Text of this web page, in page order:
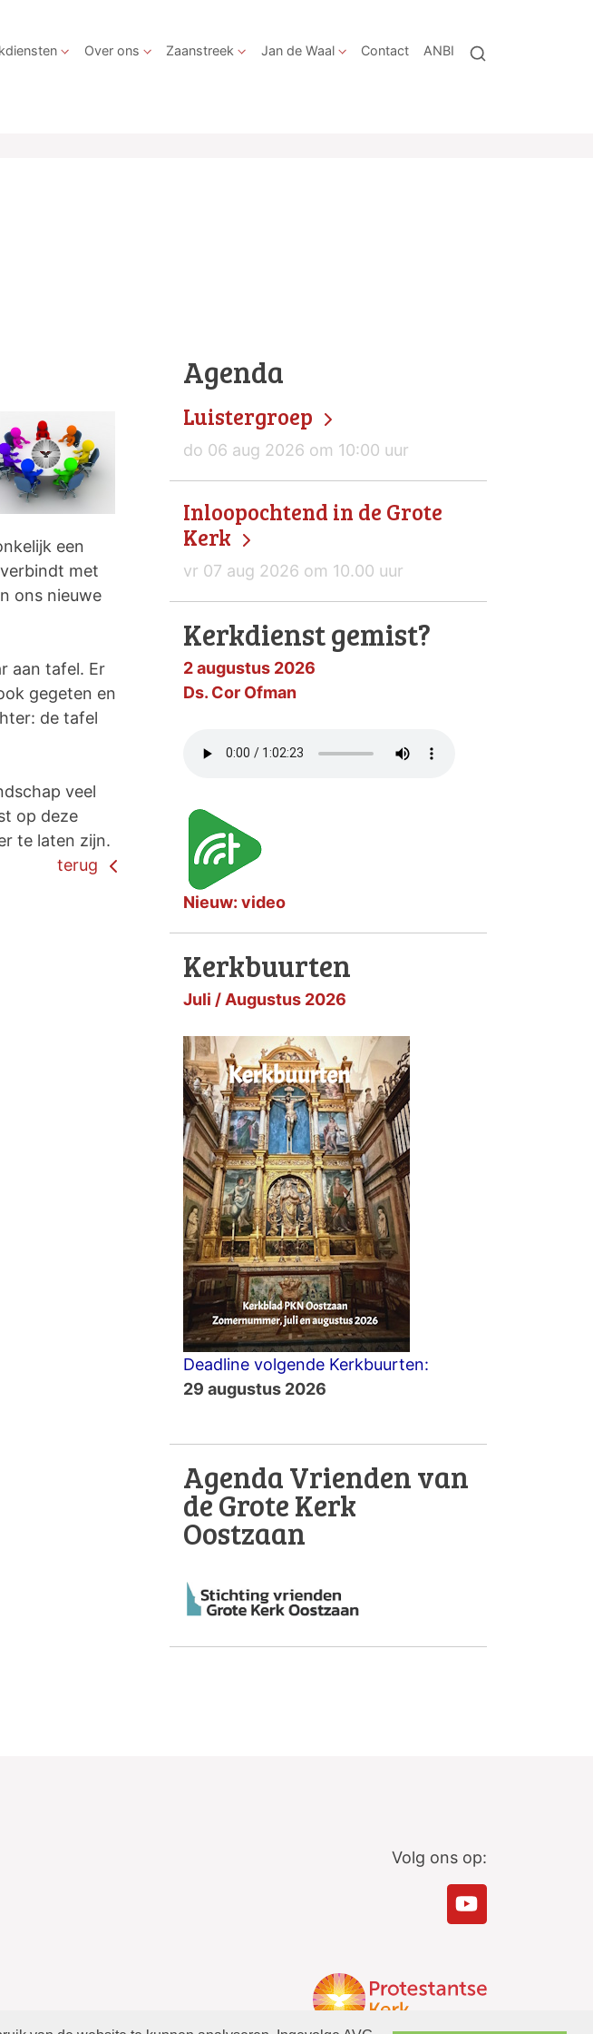
Over ons Zaanstreek Jan de Waal Contact ANBI
een
met
ons nieuwe
aan tafel. Er
gegeten en
de tafel
veel
op deze
te laten zijn.
terug
Agenda
Luistergroep
do 06 aug 2026 om 10:00 uur
Inloopochtend in de Grote
Kerk
vr 07 aug 2026 om 10.00 uur
Kerkdienst gemist?
2 augustus 2026
Ds. Cor Ofman
Nieuw: video
Kerkbuurten
Juli / Augustus 2026
Deadline volgende Kerkbuurten:
29 augustus 2026
Agenda Vrienden van
de Grote Kerk
Oostzaan
Volg ons op: